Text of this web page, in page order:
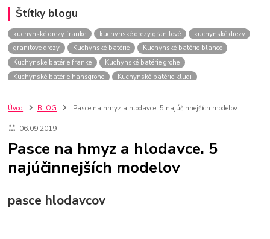
Štítky blogu
kuchynské drezy franke kuchynské drezy granitové
kuchynské drezy
granitove drezy
Kuchynské batérie
Kuchynské batérie blanco
Kuchynské batérie franke
Kuchynské batérie grohe
Kuchynské batérie hansgrohe
Kuchynské batérie kludi
kuchynské batérie sagittarius
kuchynské batérie
vodovodné batérie
kuchynské drezy sety
kúpelňové batérie
vodovodné batérie do kúpelne kuchynske
bidetové batérie
vaňové batérie
sprchové batérie
vodovodné batérie blanco
Umývadlá
Rohové umývadlá
Úvod BLOG Pasce na hmyz a hlodavce. 5 najúčinnejších modelov
06.09.2019
Pasce na hmyz a hlodavce. 5
najúčinnejších modelov
pasce hlodavcov